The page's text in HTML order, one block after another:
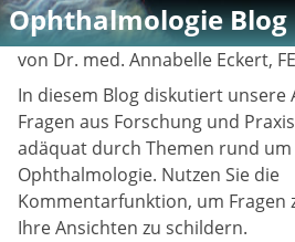
Ophthalmologie Blog
von Dr. med. Annabelle Eckert,
In diesem Blog diskutiert
Fragen aus Forschung und
adäquat durch Themen rund
Ophthalmologie. Nutzen Sie die
Kommentarfunktion, um Fragen
Ihre Ansichten zu schildern.